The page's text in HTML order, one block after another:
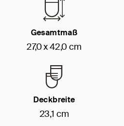
Gesamtmaß
27,0 x 42,0 cm
Deckbreite
23,1 cm